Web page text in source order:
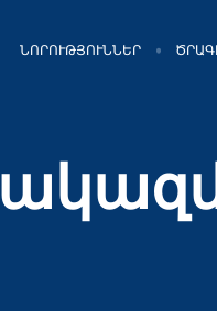
ՆՈՐՈՒԹՅՈՒՆՆԵՐ